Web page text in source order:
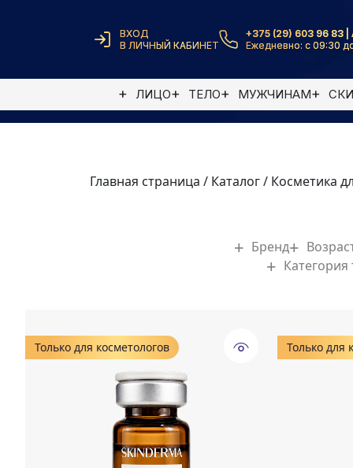
ВХОД
В ЛИЧНЫЙ КАБИНЕТ
+375 (29) 603 96 83 |
Ежедневно: с 09:30
ЛИЦО ТЕЛО МУЖЧИНАМ
Главная страница / Каталог/ Косметика
Бренд
Категория
Только для косметологов Только для